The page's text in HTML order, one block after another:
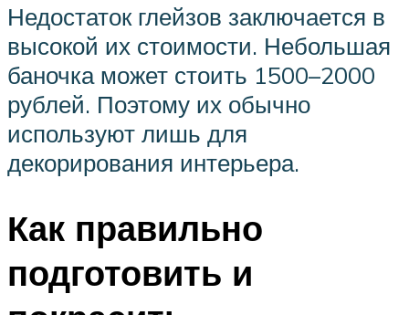
Недостаток глейзов заключается в
высокой их стоимости. Небольшая
баночка может стоить 1500–2000
рублей. Поэтому их обычно
используют лишь для
декорирования интерьера.
Как правильно
подготовить и